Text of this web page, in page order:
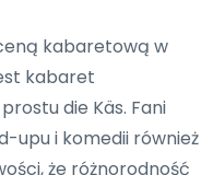
kabaretową w
kabaret
die Käs. Fani
upu i komedii również
że różnorodność